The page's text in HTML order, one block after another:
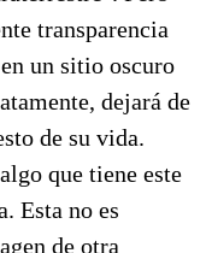
transparencia
un sitio oscuro
dejará de
de su vida.
que tiene este
Esta no es
de otra